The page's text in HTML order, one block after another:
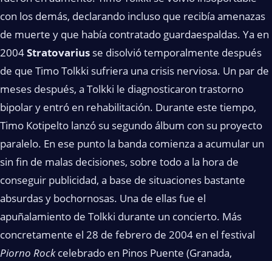
con los demás, declarando incluso que recibía amenazas
de muerte y que había contratado guardaespaldas. Ya en
2004Stratovarius se disolvió temporalmente después
de que Timo Tolkki sufriera una crisis nerviosa. Un par de
meses después, a Tolkki le diagnosticaron trastorno
bipolar y entró en rehabilitación. Durante este tiempo,
Timo Kotipelto lanzó su segundo álbum con su proyecto
paralelo. En ese punto la banda comienza a acumular un
sin fin de malas decisiones, sobre todo a la hora de
conseguir publicidad, a base de situaciones bastante
absurdas y bochornosas. Una de ellas fue el
apuñalamiento de Tolkki durante un concierto. Más
concretamente el 28 de febrero de 2004 en el festival
Piorno Rockcelebrado en Pinos Puente (Granada,